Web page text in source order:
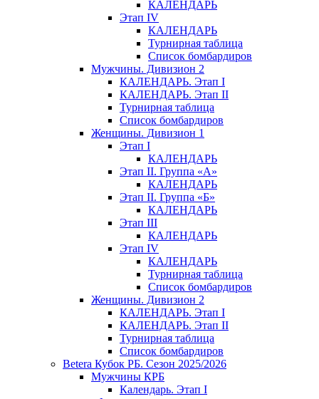
КАЛЕНДАРЬ
Этап IV
КАЛЕНДАРЬ
Турнирная таблица
Список бомбардиров
Мужчины. Дивизион 2
КАЛЕНДАРЬ. Этап I
КАЛЕНДАРЬ. Этап II
Турнирная таблица
Список бомбардиров
Женщины. Дивизион 1
Этап I
КАЛЕНДАРЬ
Этап II. Группа «А»
КАЛЕНДАРЬ
Этап II. Группа «Б»
КАЛЕНДАРЬ
Этап III
КАЛЕНДАРЬ
Этап IV
КАЛЕНДАРЬ
Турнирная таблица
Список бомбардиров
Женщины. Дивизион 2
КАЛЕНДАРЬ. Этап I
КАЛЕНДАРЬ. Этап II
Турнирная таблица
Список бомбардиров
Betera Кубок РБ. Сезон 2025/2026
Мужчины КРБ
Календарь. Этап I